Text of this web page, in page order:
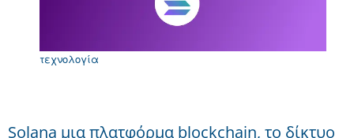
τεχνολογία
Solana μια πλατφόρμα blockchain, το δίκτυο